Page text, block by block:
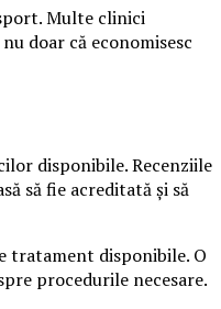
Multe clinici
doar că economisesc
disponibile. Recenziile
să fie acreditată și să
tratament disponibile. O
procedurile necesare.